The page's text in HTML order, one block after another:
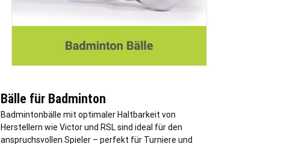
Bälle für Badminton
Badmintonbälle mit optimaler Haltbarkeit von
Herstellern wie Victor und RSL sind ideal für den
anspruchsvollen Spieler – perfekt für Turniere und